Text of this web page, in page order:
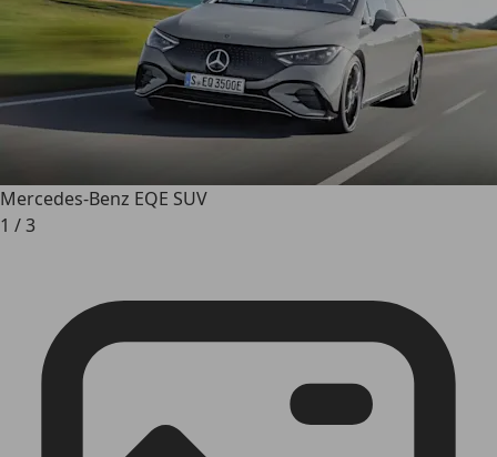
Mercedes-Benz EQE SUV
1 /3